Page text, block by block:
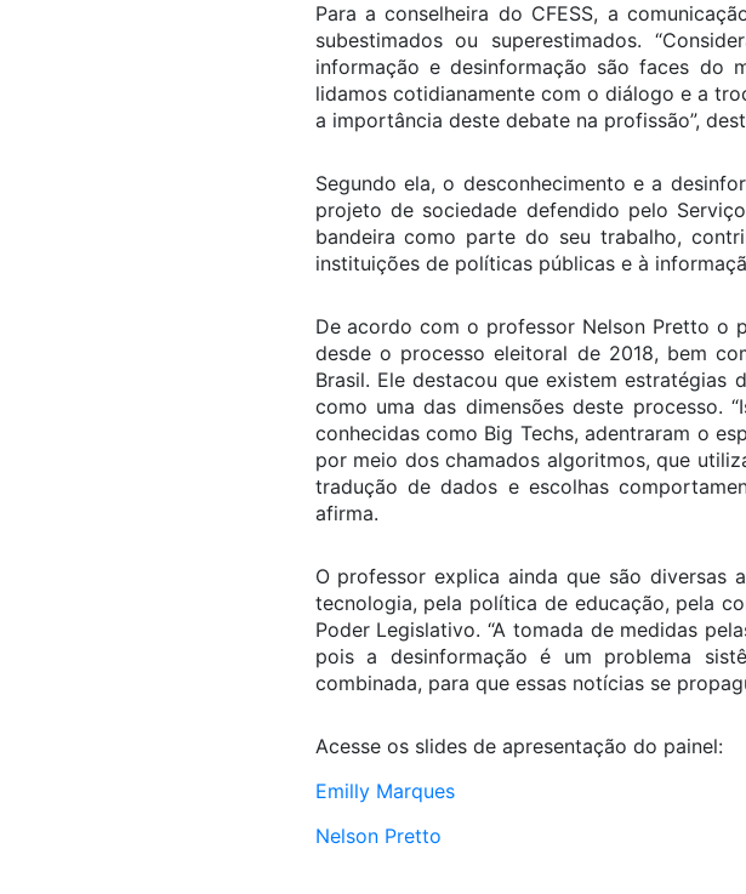
Para a conselheira do CFESS, a
subestimados ou superestimados.
informação e desinformação são faces do
lidamos cotidianamente com o diálogo e a
a importância deste debate na profissão”,
Segundo ela, o desconhecimento e a
projeto de sociedade defendido pelo
bandeira como parte do seu trabalho,
instituições de políticas públicas e à
De acordo com o professor Nelson Pretto o
desde o processo eleitoral de 2018, bem
Brasil. Ele destacou que existem estratégias
como uma das dimensões deste processo.
conhecidas como Big Techs, adentraram o
por meio dos chamados algoritmos, que
tradução de dados e escolhas
afirma.
O professor explica ainda que são diversas
tecnologia, pela política de educação, pela
Poder Legislativo. “A tomada de medidas
pois a desinformação é um problema
combinada, para que essas notícias se
Acesse os slides de apresentação do painel:
Emilly Marques
Nelson Pretto